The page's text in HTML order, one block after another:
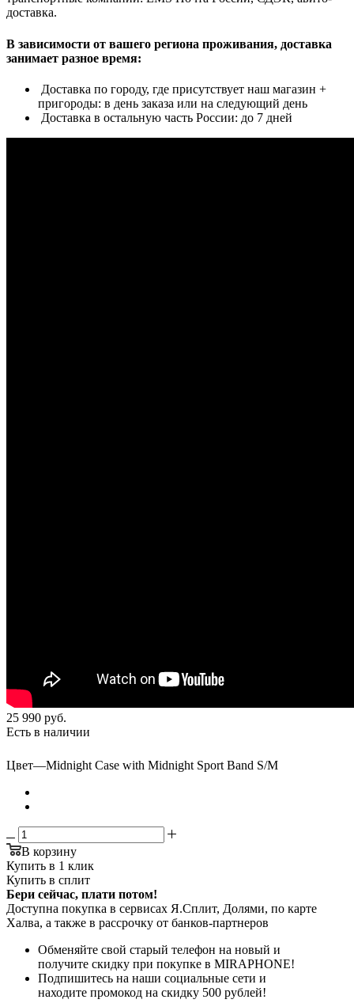
доставка.
В зависимости от вашего региона проживания, доставка
занимает разное время:
Доставка по городу, где присутствует наш магазин +
пригороды: в день заказа или на следующий день
Доставка в остальную часть России: до 7 дней
25 990 руб.
Есть в наличии
Цвет—Midnight Case with Midnight Sport Band S/M
В корзину
Купить в 1 клик
Купить в сплит
Бери сейчас, плати потом!
Доступна покупка в сервисах Я.Сплит, Долями, по карте
Халва, а также в рассрочку от банков-партнеров
Обменяйте свой старый телефон на новый и
получите скидку при покупке в MIRAPHONE!
Подпишитесь на наши социальные сети и
находите промокод на скидку 500 рублей!